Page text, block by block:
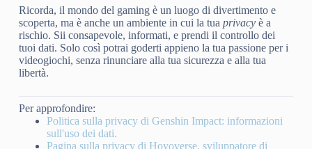
Ricorda, il mondo del gaming è un luogo di divertimento e
scoperta, ma è anche un ambiente in cui la tua privacyè a
rischio. Sii consapevole, informati, e prendi il controllo dei
tuoi dati. Solo così potrai goderti appieno la tua passione per i
videogiochi, senza rinunciare alla tua sicurezza e alla tua
libertà.
Per approfondire:
Politica sulla privacy di Genshin Impact: informazioni
sull'uso dei dati.
Pagina sulla privacy di Hoyoverse, sviluppatore di